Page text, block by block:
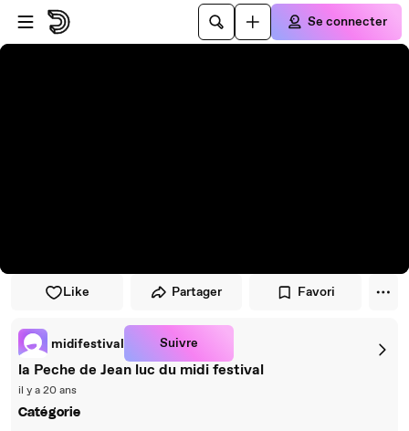
Passer au player
Passer au contenu principal
Se connecter
Like Partager Favori
midifestival Suivre
la Peche de Jean luc du midi festival
il y a 20 ans
Catégorie